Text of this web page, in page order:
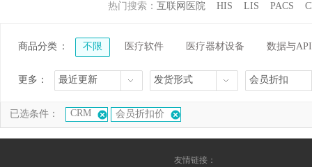
热门搜索： 互联网医院 HIS LIS PACS
商品分类 ： 不限 医疗软件 医疗器材设备 数据与API
更多： 最近更新 发货形式 会员折扣
已选条件： CRM 会员折扣价
友情链接：